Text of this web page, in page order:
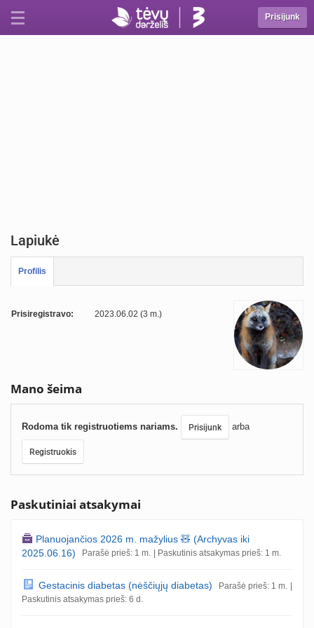
Prisijunk
Lapiukė
Profilis
Prisiregistravo: 2023.06.02 (3 m.)
Mano šeima
Rodoma tik registruotiems nariams. Prisijunk arba
Registruokis
Paskutiniai atsakymai
Planuojančios 2026 m. mažylius 🧸 (Archyvas iki
2025.06.16) Parašė prieš: 1 m. | Paskutinis atsakymas prieš: 1 m.
Gestacinis diabetas (nėščiųjų diabetas) Parašė prieš: 1 m.
Paskutinis atsakymas prieš: 6 d.